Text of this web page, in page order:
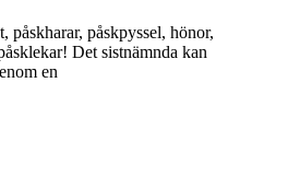
påskharar, påskpyssel, hönor,
Det sistnämnda kan
en